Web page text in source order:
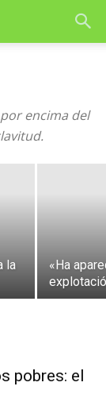
encima del
la
«Ha
pobres: el